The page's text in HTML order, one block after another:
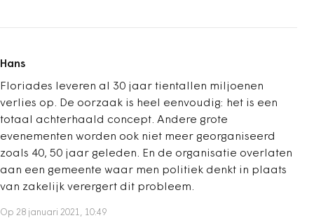
Hans
Floriades leveren al 30 jaar tientallen miljoenen
verlies op. De oorzaak is heel eenvoudig: het is een
totaal achterhaald concept. Andere grote
evenementen worden ook niet meer georganiseerd
zoals 40, 50 jaar geleden. En de organisatie overlaten
aan een gemeente waar men politiek denkt in plaats
van zakelijk verergert dit probleem.
Op 28 januari 2021, 10:49